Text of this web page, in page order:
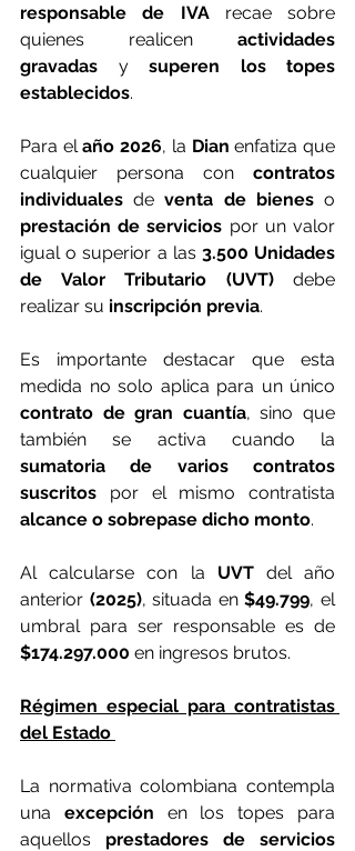
responsable de IVA recae sobre
quienes realicen actividades
gravadas y superen los topes
establecidos.
Para el año 2026, la Dian enfatiza que
cualquier persona con contratos
individuales de venta de bienes
prestación de servicios por un valor
igual o superior a las 3.500 Unidades
de Valor Tributario (UVT) debe
realizar su inscripción previa.
Es importante destacar que esta
contrato de gran cuantía, sino que
también se activa cuando la
sumatoria de varios contratos
suscritos por el mismo contratista
alcance o sobrepase dicho monto.
Al calcularse con la UVT del año
anterior (2025), situada en $49.799, el
$174.297.000 en ingresos brutos.
Régimen especial para contratistas
del Estado
La normativa colombiana contempla
una excepción en los topes para
aquellos